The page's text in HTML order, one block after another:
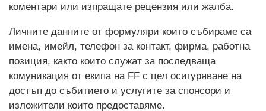
коментари или изпращате рецензия или жалба.
Личните данните от формуляри които събираме са
имена, имейл, телефон за контакт, фирма, работна
позиция, както които служат за последваща
комуникация от екипа на FF с цел осигуряване на
достъп до събитието и услугите за спонсори и
изложители които предоставяме.